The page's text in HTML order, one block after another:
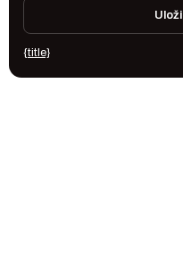
{title}